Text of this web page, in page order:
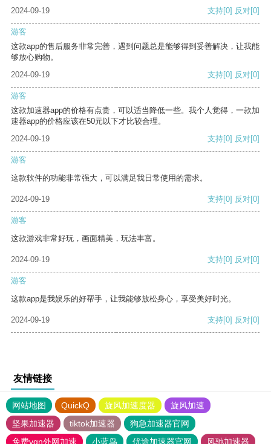
2024-09-19 支持[0] 反对[0]
游客
这款app的售后服务非常完善，遇到问题总是能够得到妥善解决，让我能
够放心购物。
2024-09-19
支持[0] 反对[0]
游客
这款加速器app的价格有点贵，可以适当降低一些。我个人觉得，一款加
速器app的价格应该在50元以下才比较合理。
2024-09-19
支持[0] 反对[0]
游客
这款软件的功能非常强大，可以满足我日常使用的需求。
2024-09-19 支持[0] 反对[0]
游客
这款游戏非常好玩，画面精美，玩法丰富。
2024-09-19 支持[0] 反对[0]
游客
这款app是我娱乐的好帮手，让我能够放松身心，享受美好时光。
2024-09-19 支持[0] 反对[0]
友情链接
网站地图 QuickQ 旋风加速度器
旋风加速
坚果加速器
tiktok加速器
狗急加速器官网
免费vqn外网加速
小蓝鸟 优途加速器官网 风驰加速器